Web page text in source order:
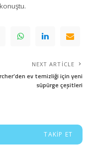
NEXT ARTICLE
ev temizliği için yeni
süpürge çeşitleri
TAKIP ET